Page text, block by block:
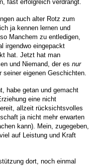
fast erfolgreich verdrängt.
auch alter Rotz zum
ja kennen lernen und
Manchem zu entledigen,
irgendwo eingepackt
hat. Jetzt hat man
und Niemand, der es nur
seiner eigenen Geschichten.
habe getan und gemacht
eine nicht
allzeit rücksichtsvolles
ja nicht mehr erwarten
kann). Mein, zugegeben,
auf Leistung und Kraft
dort, noch einmal